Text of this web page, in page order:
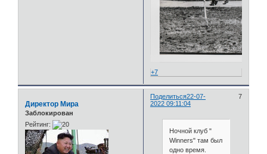
+7
Поделиться 7
22-07-
2022 09:11:04
Директор Мира
Заблокирован
Рейтинг:
Ночной клуб "
Winners" там был
одно время.